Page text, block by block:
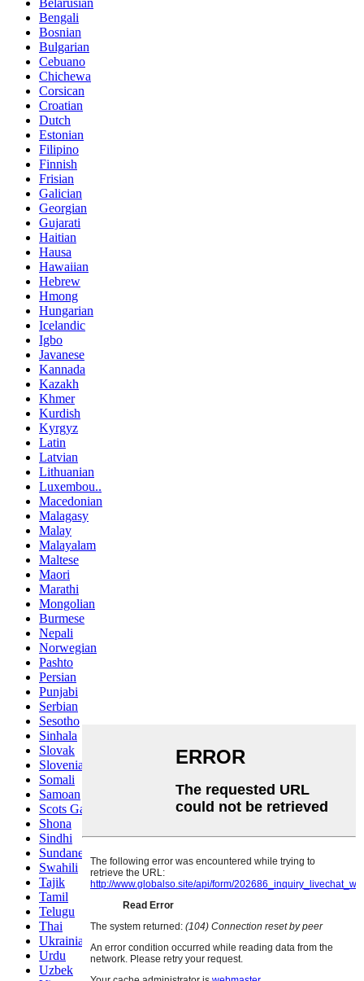
Belarusian
Bengali
Bosnian
Bulgarian
Cebuano
Chichewa
Corsican
Croatian
Dutch
Estonian
Filipino
Finnish
Frisian
Galician
Georgian
Gujarati
Haitian
Hausa
Hawaiian
Hebrew
Hmong
Hungarian
Icelandic
Igbo
Javanese
Kannada
Kazakh
Khmer
Kurdish
Kyrgyz
Latin
Latvian
Lithuanian
Luxembou..
Macedonian
Malagasy
Malay
Malayalam
Maltese
Maori
Marathi
Mongolian
Burmese
Nepali
Norwegian
Pashto
Persian
Punjabi
Serbian
Sesotho
Sinhala
Slovak
Slovenian
Somali
Samoan
Scots Gaelic
Shona
Sindhi
Sundanese
Swahili
Tajik
Tamil
Telugu
Thai
Ukrainian
Urdu
Uzbek